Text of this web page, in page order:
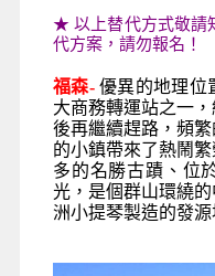
★ 以上替代方式敬請
代方案，請勿報名！
福森- 優異的地理位
大商務轉運站之一
後再繼續趕路，頻
的小鎮帶來了熱鬧
多的名勝古蹟、位
光，是個群山環繞
洲小提琴製造的發源